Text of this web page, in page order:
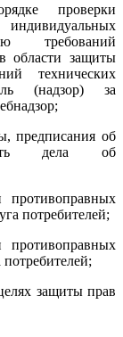
проверки
требований
области защиты
технических
(надзор) за
предписания об
дела об
потребителей;
защиты прав